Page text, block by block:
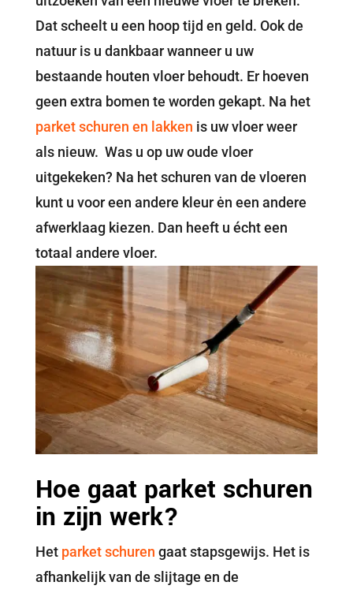
Dat scheelt u een hoop tijd en geld. Ook de
natuur is u dankbaar wanneer u uw
bestaande houten vloer behoudt. Er hoeven
geen extra bomen te worden gekapt. Na het
parket schuren en lakken is uw vloer weer
als nieuw. Was u op uw oude vloer
uitgekeken? Na het schuren van de vloeren
kunt u voor een andere kleur ėn een andere
afwerklaag kiezen. Dan heeft u écht een
totaal andere vloer.
Hoe gaat parket schuren
in zijn werk?
Het parket schuren gaat stapsgewijs. Het is
afhankelijk van de slijtage en de